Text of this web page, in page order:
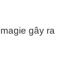
gây ra